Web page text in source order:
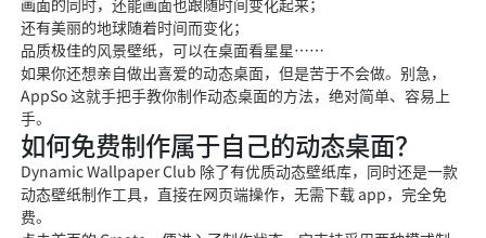
画面的同时，还能画面也跟随时间变化起来；
还有美丽的地球随着时间而变化；
品质极佳的风景壁纸，可以在桌面看星星……
如果你还想亲自做出喜爱的动态桌面，但是苦于不会做。别急，
AppSo 这就手把手教你制作动态桌面的方法，绝对简单、容易上
手。
如何免费制作属于自己的动态桌面？
Dynamic Wallpaper Club 除了有优质动态壁纸库，同时还是一款
动态壁纸制作工具，直接在网页端操作，无需下载 app，完全免
费。